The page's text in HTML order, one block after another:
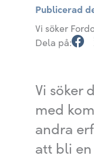
Publicerad
Vi söker
Dela på:
Vi söker
med
andra
att bli en